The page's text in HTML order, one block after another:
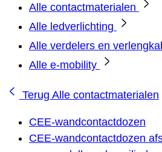
Alle contactmaterialen
Alle ledverlichting
Alle verdelers en
Alle e-mobility
Terug Alle contactmaterialen
CEE-wandcontactdozen
CEE-wandcontactdozen